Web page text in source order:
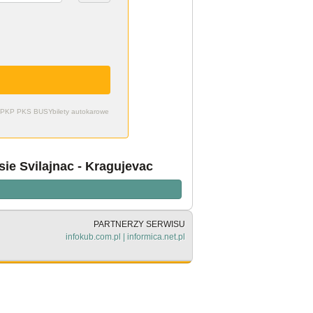
PKS BUSYbilety autokarowe
Svilajnac - Kragujevac
PARTNERZY SERWISU
infokub.com.pl | informica.net.pl